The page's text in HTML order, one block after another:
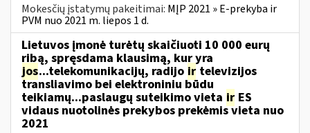
Mokesčių įstatymų pakeitimai: MĮP 2021 » E-prekyba ir
PVM nuo 2021 m. liepos 1 d.
Lietuvos įmonė turėtų skaičiuoti 10 000 eurų
ribą, spręsdama klausimą, kur yra
jos...telekomunikacijų, radijo ir televizijos
transliavimo bei elektroniniu būdu
teikiamų...paslaugų suteikimo vieta ir ES
vidaus nuotolinės prekybos prekėmis vieta nuo
2021